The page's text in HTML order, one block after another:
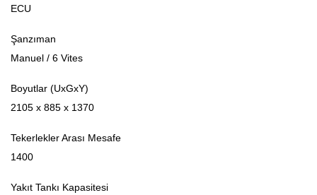
ECU
Şanzıman
Manuel / 6 Vites
Boyutlar (UxGxY)
2105 x 885 x 1370
Tekerlekler Arası Mesafe
1400
Yakıt Tankı Kapasitesi